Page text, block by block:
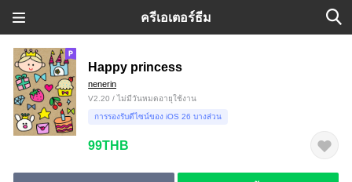
ครีเอเตอร์ธีม
Happy princess
nenerin
V2.20 / ไม่มีวันหมดอายุใช้งาน
การรองรับดีไซน์ของ iOS 26 บางส่วน
99THB